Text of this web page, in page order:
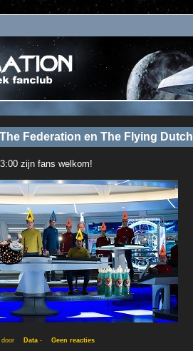
Federation en The Flying Dutch
zijn fans welkom!
Data - Geen reacties